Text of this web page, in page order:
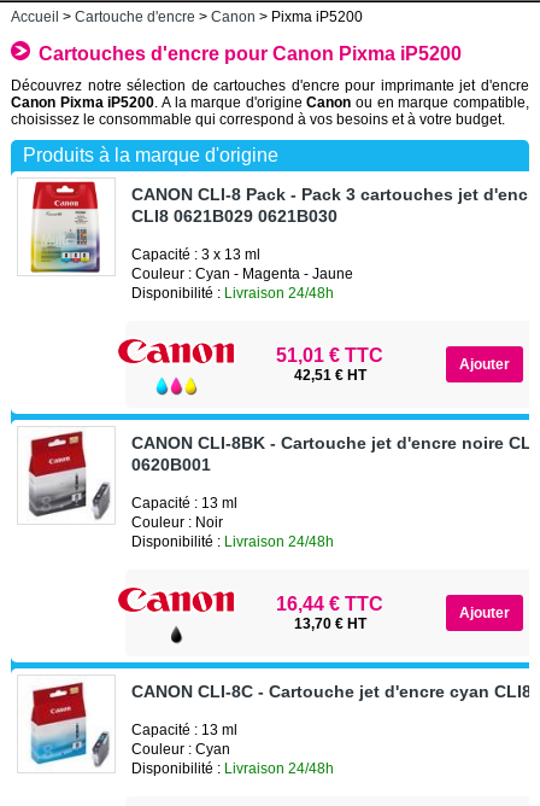
Accueil > Cartouche d'encre > Canon > Pixma iP5200
Cartouches d'encre pour Canon Pixma iP5200
Découvrez notre sélection de cartouches d'encre pour imprimante jet d'encre
Canon Pixma iP5200 . A la marque d'origineCanon ou en marque compatible,
choisissez le consommable qui correspond à vos besoins et à votre budget.
Produits à la marque d'origine
CANON CLI-8 Pack - Pack 3 cartouches jet
CLI8 0621B029 0621B030
Capacité : 3 x 13 ml
Couleur : Cyan - Magenta - Jaune
Disponibilité : Livraison 24/48h
51,01 € TTC
42,51 € HT
CANON CLI-8BK - Cartouche jet d'encre noire
0620B001
Capacité : 13 ml
Couleur : Noir
Disponibilité : Livraison 24/48h
16,44 € TTC
13,70 € HT
CANON CLI-8C - Cartouche jet d'encre cyan
Capacité : 13 ml
Couleur : Cyan
Disponibilité : Livraison 24/48h